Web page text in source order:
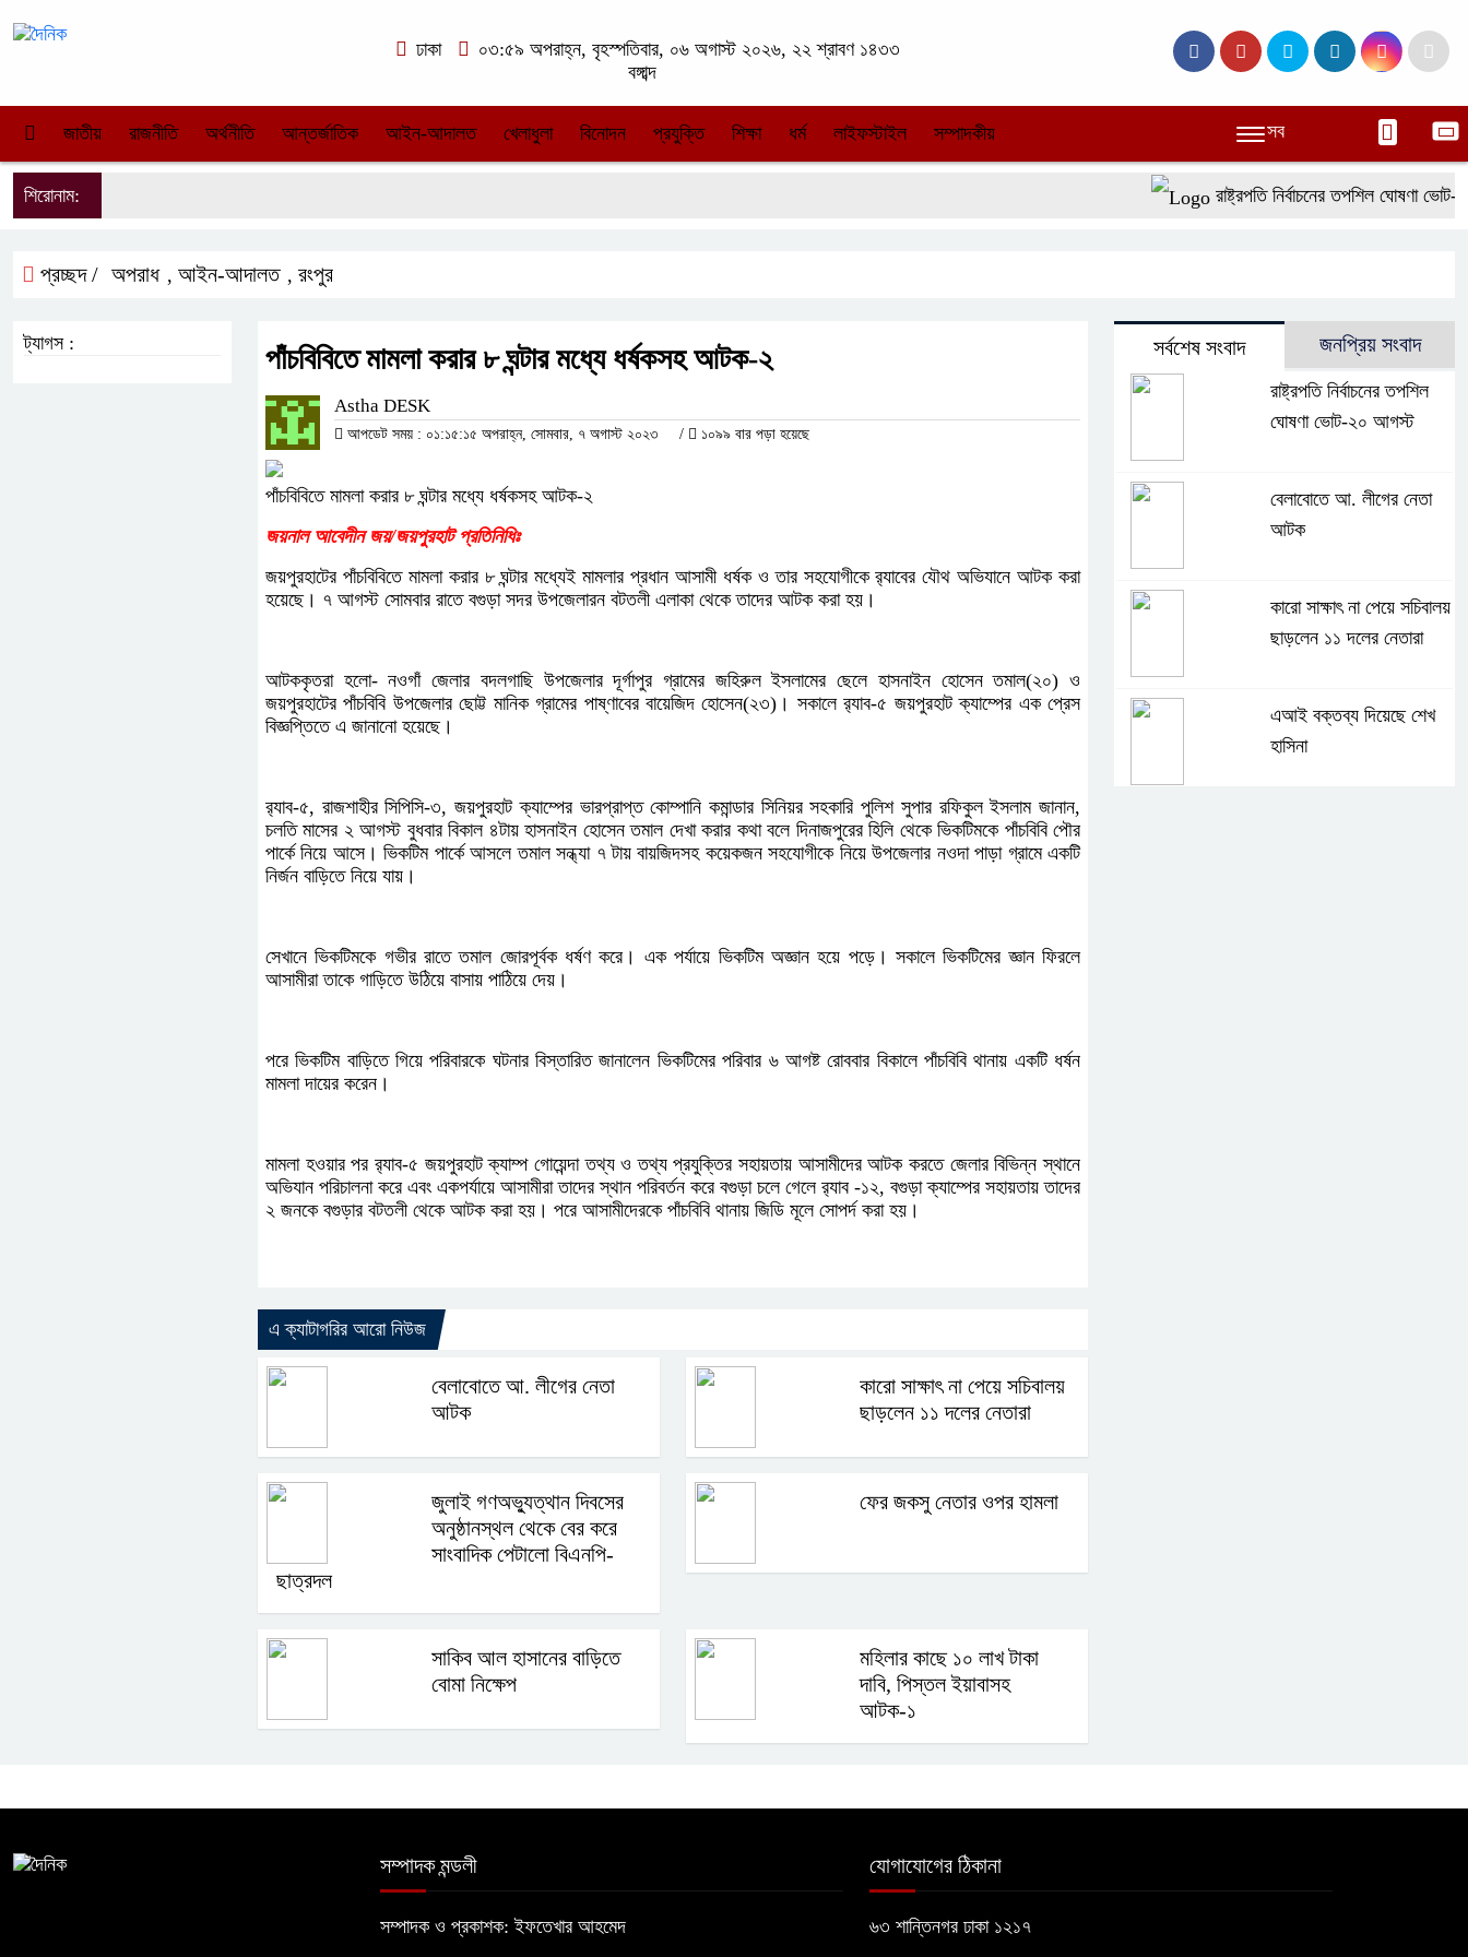
ঢাকা
০৩:৫৯ অপরাহ্ন, বৃহস্পতিবার, ০৬ অগাস্ট ২০২৬, ২২ শ্রাবণ ১৪৩৩
বঙ্গাব্দ
জাতীয় রাজনীতি অর্থনীতি আন্তর্জাতিক আইন-আদালত খেলাধুলা বিনোদন প্রযুক্তি শিক্ষা ধর্ম লাইফস্টাইল সম্পাদকীয় সব
শিরোনাম: রাষ্ট্রপতি নির্বাচনের তপশিল ঘোষণা ভোট-২০
প্রচ্ছদ / অপরাধ , আইন-আদালত , রংপুর
পাঁচবিবিতে মামলা করার ৮ ঘন্টার মধ্যে ধর্ষকসহ আটক-২
Astha DESK
আপডেট সময় : ০১:১৫:১৫ অপরাহ্ন, সোমবার, ৭ অগাস্ট ২০২৩ / ১০৯৯ বার পড়া হয়েছে
পাঁচবিবিতে মামলা করার ৮ ঘন্টার মধ্যে ধর্ষকসহ আটক-২
জয়নাল আবেদীন জয়/জয়পুরহাট প্রতিনিধিঃ
জয়পুরহাটের পাঁচবিবিতে মামলা করার ৮ ঘন্টার মধ্যেই মামলার প্রধান আসামী ধর্ষক ও তার সহযোগীকে র‌্যাবের যৌথ অভিযানে আটক করা
হয়েছে। ৭ আগস্ট সোমবার রাতে বগুড়া সদর উপজেলারন বটতলী এলাকা থেকে তাদের আটক করা হয়।
আটককৃতরা হলো- নওগাঁ জেলার বদলগাছি উপজেলার দূর্গাপুর গ্রামের জহিরুল ইসলামের ছেলে হাসনাইন হোসেন তমাল(২০) ও
জয়পুরহাটের পাঁচবিবি উপজেলার ছোট্ট মানিক গ্রামের পাষ্ণাবের বায়েজিদ হোসেন(২৩)। সকালে র‌্যাব-৫ জয়পুরহাট ক্যাম্পের এক প্রেস
বিজ্ঞপ্তিতে এ জানানো হয়েছে।
র‌্যাব-৫, রাজশাহীর সিপিসি-৩, জয়পুরহাট ক্যাম্পের ভারপ্রাপ্ত কোম্পানি কমান্ডার সিনিয়র সহকারি পুলিশ সুপার রফিকুল ইসলাম জানান,
চলতি মাসের ২ আগস্ট বুধবার বিকাল ৪টায় হাসনাইন হোসেন তমাল দেখা করার কথা বলে দিনাজপুরের হিলি থেকে ভিকটিমকে পাঁচবিবি পৌর
পার্কে নিয়ে আসে। ভিকটিম পার্কে আসলে তমাল সন্ধ্যা ৭ টায় বায়জিদসহ কয়েকজন সহযোগীকে নিয়ে উপজেলার নওদা পাড়া গ্রামে একটি
নির্জন বাড়িতে নিয়ে যায়।
সেখানে ভিকটিমকে গভীর রাতে তমাল জোরপূর্বক ধর্ষণ করে। এক পর্যায়ে ভিকটিম অজ্ঞান হয়ে পড়ে। সকালে ভিকটিমের জ্ঞান ফিরলে
আসামীরা তাকে গাড়িতে উঠিয়ে বাসায় পাঠিয়ে দেয়।
পরে ভিকটিম বাড়িতে গিয়ে পরিবারকে ঘটনার বিস্তারিত জানালেন ভিকটিমের পরিবার ৬ আগষ্ট রোববার বিকালে পাঁচবিবি থানায় একটি ধর্ষন
মামলা দায়ের করেন।
মামলা হওয়ার পর র‌্যাব-৫ জয়পুরহাট ক্যাম্প গোয়েন্দা তথ্য ও তথ্য প্রযুক্তির সহায়তায় আসামীদের আটক করতে জেলার বিভিন্ন স্থানে
অভিযান পরিচালনা করে এবং একপর্যায়ে আসামীরা তাদের স্থান পরিবর্তন করে বগুড়া চলে গেলে র‌্যাব -১২, বগুড়া ক্যাম্পের সহায়তায় তাদের
২ জনকে বগুড়ার বটতলী থেকে আটক করা হয়। পরে আসামীদেরকে পাঁচবিবি থানায় জিডি মূলে সোপর্দ করা হয়।
এ ক্যাটাগরির আরো নিউজ
বেলাবোতে আ. লীগের নেতা
আটক
কারো সাক্ষাৎ না পেয়ে সচিবালয়
ছাড়লেন ১১ দলের নেতারা
জুলাই গণঅভ্যুত্থান দিবসের
অনুষ্ঠানস্থল থেকে বের করে
সাংবাদিক পেটালো বিএনপি-
ছাত্রদল
ফের জকসু নেতার ওপর হামলা
সাকিব আল হাসানের বাড়িতে
বোমা নিক্ষেপ
মহিলার কাছে ১০ লাখ টাকা
দাবি, পিস্তল ইয়াবাসহ
আটক-১
ট্যাগস : সর্বশেষ সংবাদ জনপ্রিয় সংবাদ
রাষ্ট্রপতি নির্বাচনের তপশিল
ঘোষণা ভোট-২০ আগস্ট
বেলাবোতে আ. লীগের নেতা
আটক
কারো সাক্ষাৎ না পেয়ে সচিবালয়
ছাড়লেন ১১ দলের নেতারা
এআই বক্তব্য দিয়েছে শেখ
হাসিনা
সম্পাদক মন্ডলী
সম্পাদক ও প্রকাশক: ইফতেখার আহমেদ
যোগাযোগের ঠিকানা
৬৩ শান্তিনগর ঢাকা ১২১৭